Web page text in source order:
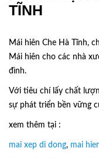
TĨNH
Mái hiên Che Hà Tĩnh,
Mái hiên cho các nhà
đình.
Với tiêu chí lấy chất
sự phát triển bền vững
xem thêm tại :
mai xep di dong, mai